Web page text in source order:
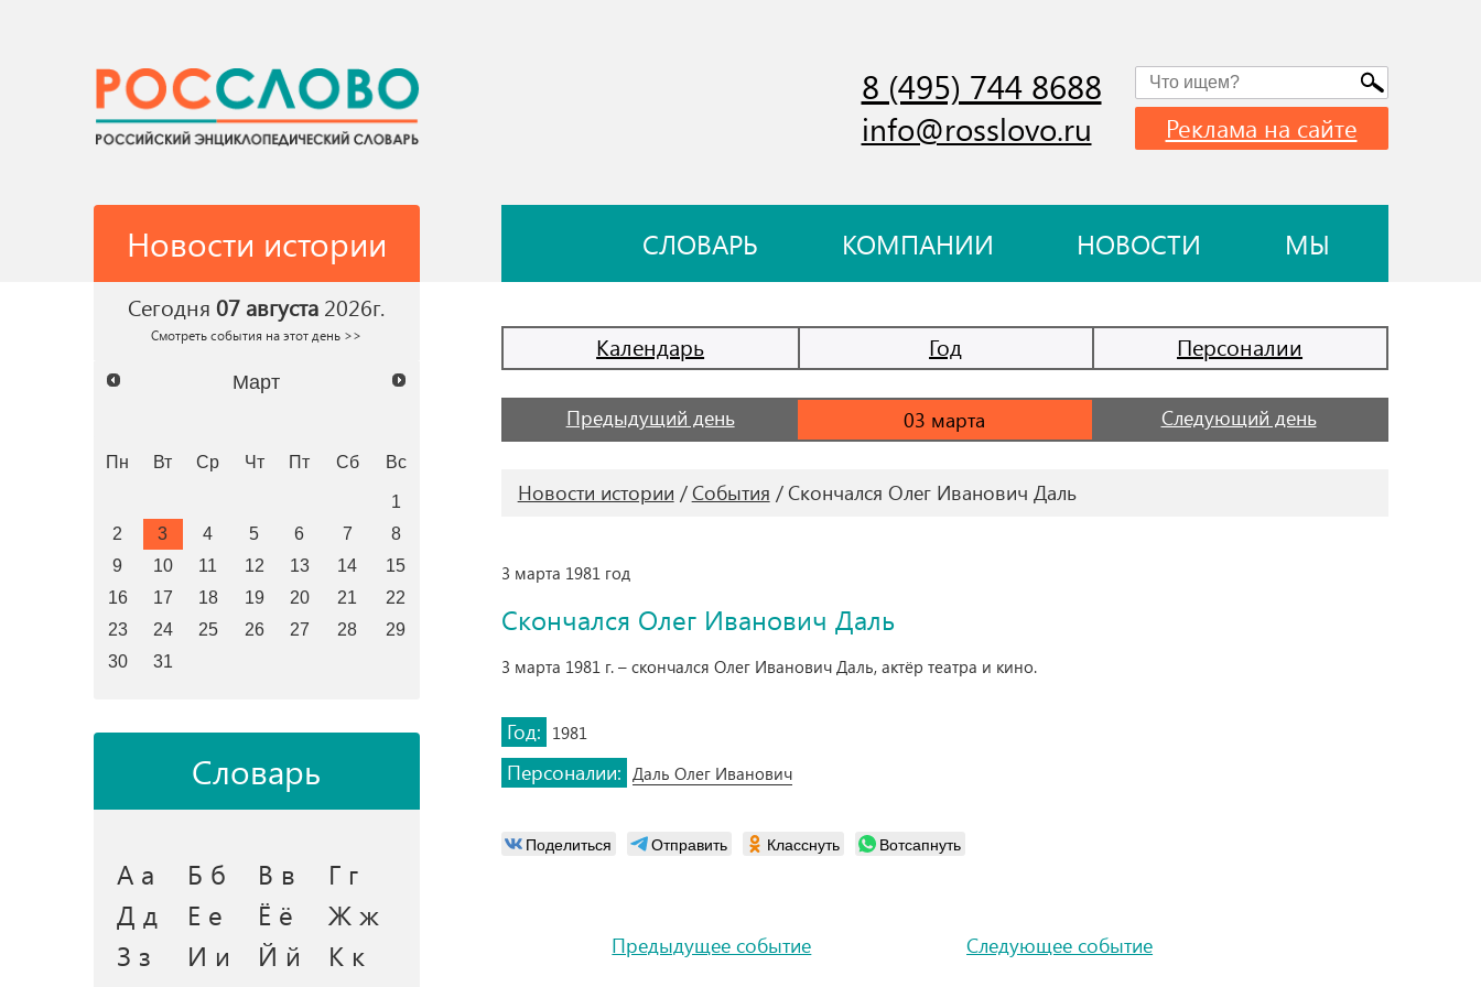
8 (495) 744 8688
info@rosslovo.ru Реклама на сайте
Новости истории СЛОВАРЬ КОМПАНИИ НОВОСТИ МЫ
Сегодня 07 августа 2026г.
Смотреть события на этот день >>
Март
Пн Вт Ср Чт Пт Сб Вс
1
2
3 4 5 6 7
8
9
10 11 12 13 14
15
16
17 18 19 20 21
22
23
24 25 26 27 28
29
30
31
Словарь
А а Б б В в
Г г
Д д
Е е Ё ё
Ж ж
З з
И и Й й
К к
Календарь Год Персоналии
Предыдущий день Следующий день
Новости истории События Скончался Олег Иванович Даль
3 марта 1981 год
Скончался Олег Иванович Даль
3 марта 1981 г. – скончался Олег Иванович Даль, актёр театра и кино.
Год: 1981
Персоналии: Даль Олег Иванович
Поделиться Отправить Класснуть Вотсапнуть
Предыдущее событие Следующее событие